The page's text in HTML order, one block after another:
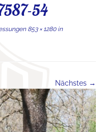
54
853 × 1280in
Nächstes →